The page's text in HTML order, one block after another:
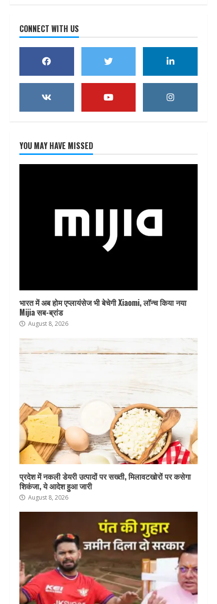
CONNECT WITH US
YOU MAY HAVE MISSED
भारत में अब होम एप्लायंसेज भी बेचेगी Xiaomi, लॉन्च किया नया
Mijia सब-ब्रांड
August 8, 2026
प्रदेश में नकली डेयरी उत्पादों पर सख्ती, मिलावटखोरों पर कसेगा
शिकंजा, ये आदेश हुआ जारी
August 8, 2026